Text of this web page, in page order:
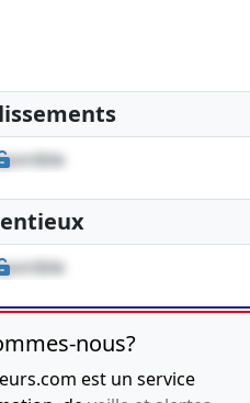
nous?
est un service